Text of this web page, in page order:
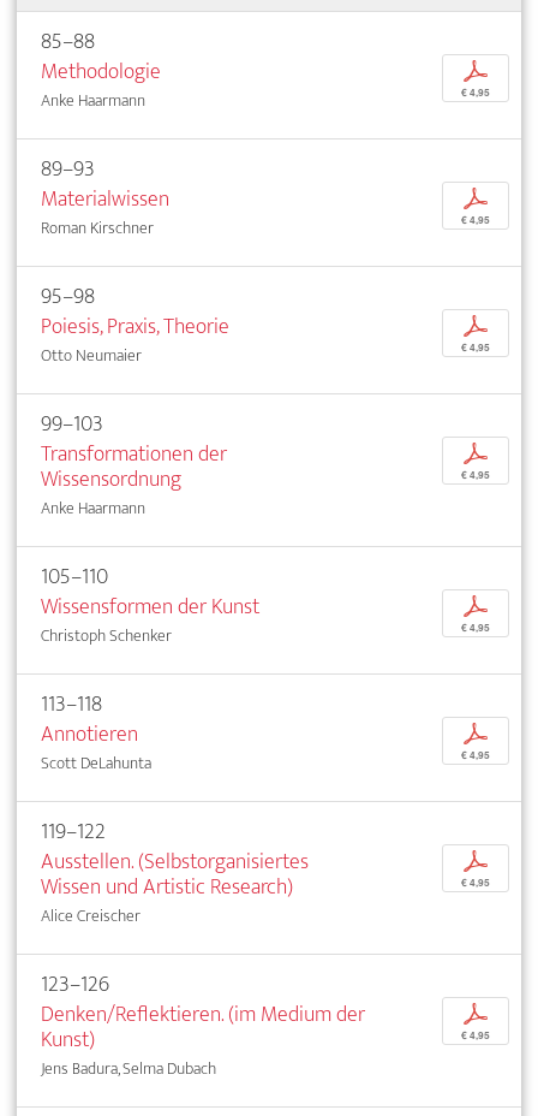
85–88
Methodologie
Anke Haarmann
p
€ 4,95
89–93
Materialwissen
Roman Kirschner
p
€ 4,95
95–98
Poiesis, Praxis, Theorie
Otto Neumaier
p
€ 4,95
99–103
Transformationen der
Wissensordnung
Anke Haarmann
p
€ 4,95
105–110
Wissensformen der Kunst
Christoph Schenker
p
€ 4,95
113–118
Annotieren
Scott DeLahunta
p
€ 4,95
119–122
Ausstellen. (Selbstorganisiertes
Wissen und Artistic Research)
Alice Creischer
p
€ 4,95
123–126
Denken/Reflektieren. (im Medium der
Kunst)
Jens Badura, Selma Dubach
p
€ 4,95